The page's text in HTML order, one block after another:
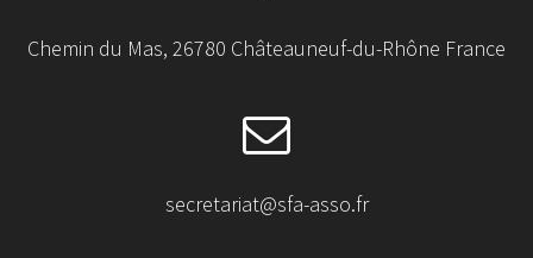
Chemin du Mas, 26780 Châteauneuf-du-Rhône France
secretariat@sfa-asso.fr